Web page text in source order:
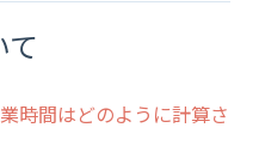
て
時間はどのように計算さ